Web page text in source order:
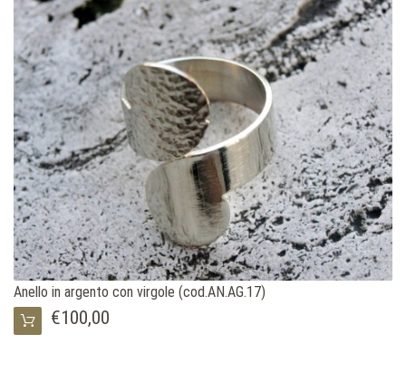
Anello in argento con virgole (cod.AN.AG.17)
€100,00